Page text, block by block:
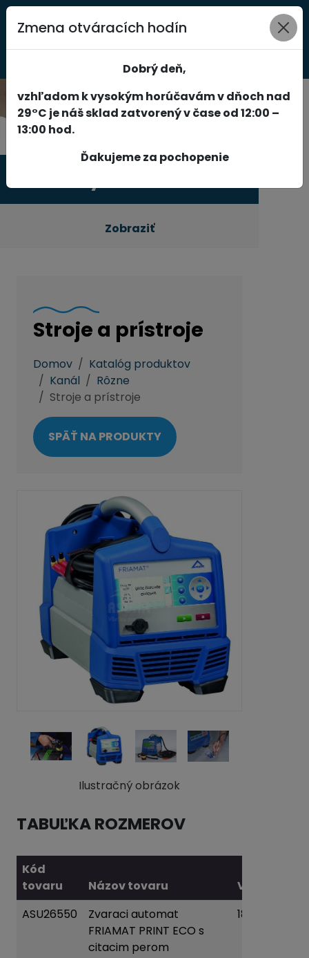
0
Zobraziť
Stroje a prístroje
Domov
Katalóg produktov
Kanál
Rôzne
Stroje a prístroje
SPÄŤ NA PRODUKTY
Ilustračný obrázok
TABUĽKA ROZMEROV
Kód
tovaru
Názov tovaru
Váha
ASU26550
Zvaraci automat
FRIAMAT PRINT ECO s
citacim perom
18 kg
Zmena otváracích hodín
Dobrý deň,
vzhľadom k vysokým horúčavám v dňoch nad
29°C je náš sklad zatvorený v čase od 12:00 –
13:00 hod.
Ďakujeme za pochopenie